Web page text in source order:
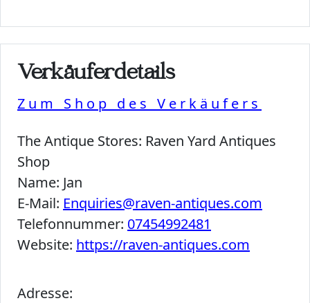
Verkäuferdetails
Zum Shop des Verkäufers
The Antique Stores: Raven Yard Antiques
Shop
Name: Jan
E-Mail: Enquiries@raven-antiques.com
Telefonnummer: 07454992481
Website: https://raven-antiques.com
Adresse: